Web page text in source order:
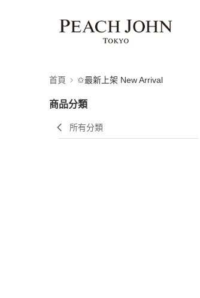
首頁 ✩最新上架 New Arrival
商品分類
所有分類